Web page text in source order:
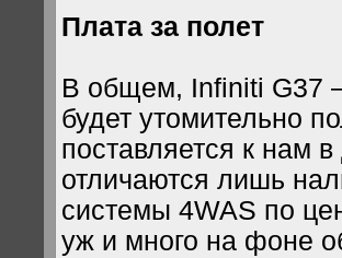
Плата за полет
В общем, Infiniti G37
будет утомительно
поставляется к нам
отличаются лишь
системы 4WAS по
уж и много на фоне